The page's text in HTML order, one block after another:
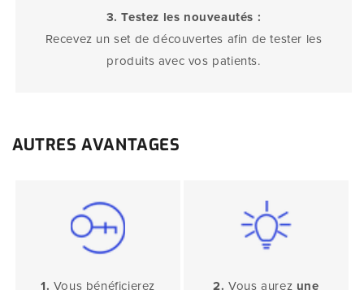
3. Testez les nouveautés :
Recevez un set de découvertes afin de tester les
produits avec vos patients.
AUTRES AVANTAGES
1. Vous bénéficierez 2.Vous aurez une